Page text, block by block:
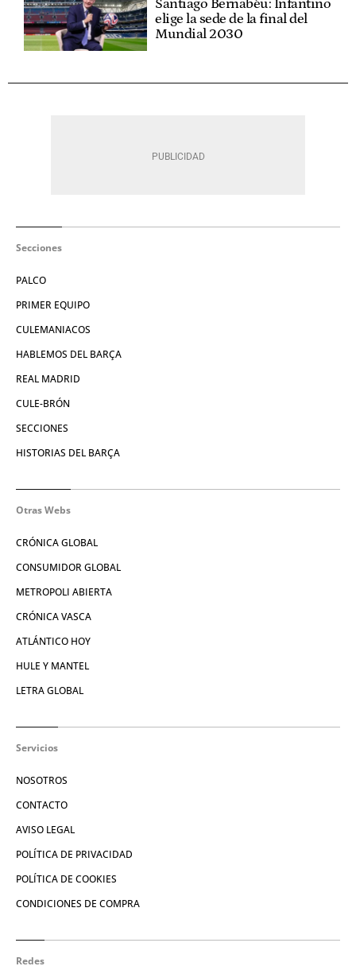
Santiago Bernabéu: Infantino
elige la sede de la final del
Mundial 2030
Secciones
PALCO
PRIMER EQUIPO
CULEMANIACOS
HABLEMOS DEL BARÇA
REAL MADRID
CULE-BRÓN
SECCIONES
HISTORIAS DEL BARÇA
Otras Webs
CRÓNICA GLOBAL
CONSUMIDOR GLOBAL
METROPOLI ABIERTA
CRÓNICA VASCA
ATLÁNTICO HOY
HULE Y MANTEL
LETRA GLOBAL
Servicios
NOSOTROS
CONTACTO
AVISO LEGAL
POLÍTICA DE PRIVACIDAD
POLÍTICA DE COOKIES
CONDICIONES DE COMPRA
Redes